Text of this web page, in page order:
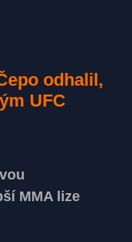
odhalil,
UFC
MMA lize